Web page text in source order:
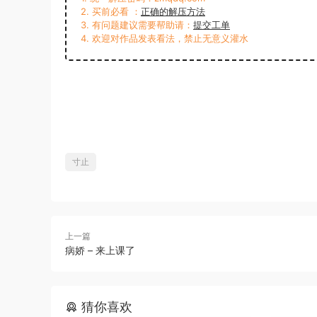
2. 买前必看 ： 正确的解压方法
3. 有问题建议需要帮助请： 提交工单
4. 欢迎对作品发表看法，禁止无意义灌水
寸止
上一篇
病娇 – 来上课了
猜你喜欢